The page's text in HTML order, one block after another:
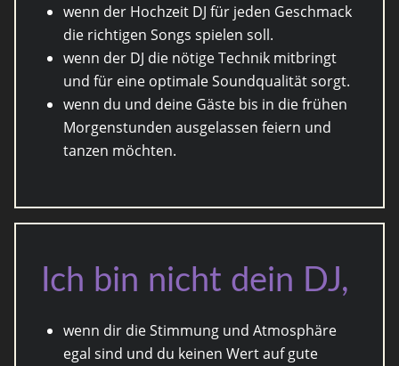
wenn der Hochzeit DJ für jeden Geschmack
die richtigen Songs spielen soll.
wenn der DJ die nötige Technik mitbringt
und für eine optimale Soundqualität sorgt.
wenn du und deine Gäste bis in die frühen
Morgenstunden ausgelassen feiern und
tanzen möchten.
Ich bin nicht dein DJ,
wenn dir die Stimmung und Atmosphäre
egal sind und du keinen Wert auf gute